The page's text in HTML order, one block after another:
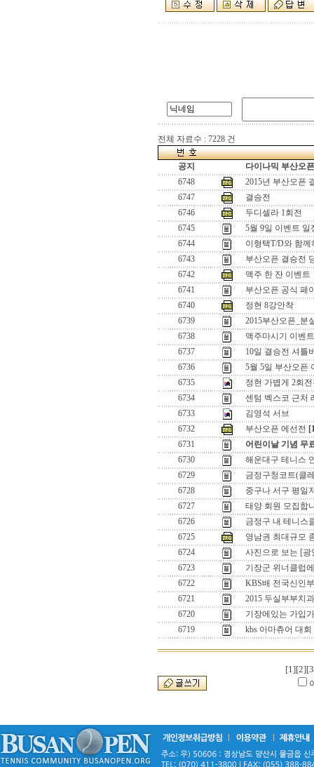
전체 자료수 : 7228 건
공지
다이나믹 부산오
6748
2015년 부산오픈
6747
결승전
6746
두디셀라 1회전
6745
5월 9일 이벤트 일
6744
이형택T/D와 함
6743
부산오픈 결승전
6742
맥주 한 잔 이벤트
6741
부산오픈 공식 페
6740
정현 8강안착
6739
2015부산오픈_분
6738
맥주마시기 이벤트
6737
10일 결승전 셔틀
6736
5월 5일 부산오픈
6735
정현 가볍게 2회
6734
센텀 벡스코 근처
6733
김영석 서브
6732
부산오픈 에선전
6731
어린이날 기념 무
6730
해운대구 테니스
6729
금정구청코트(클
6728
중구나 서구 평일
6727
태양 회원 모집합
6726
금정구 내 테니스
6725
영남권 최대규모
6724
사진으로 보는 [
6723
기장군 위너클럽
6722
KBS배 전국신인
6721
2015 두실부부치
6720
기장에있는 가입
6719
kbs 아마츄어 대회
[1][2]